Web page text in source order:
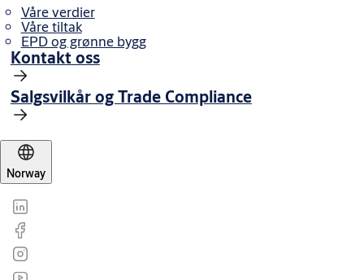
Våre verdier
Våre tiltak
EPD og grønne bygg
Kontakt oss
Salgsvilkår og Trade Compliance
Norway